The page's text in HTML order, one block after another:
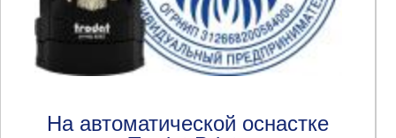
На автоматической оснастке